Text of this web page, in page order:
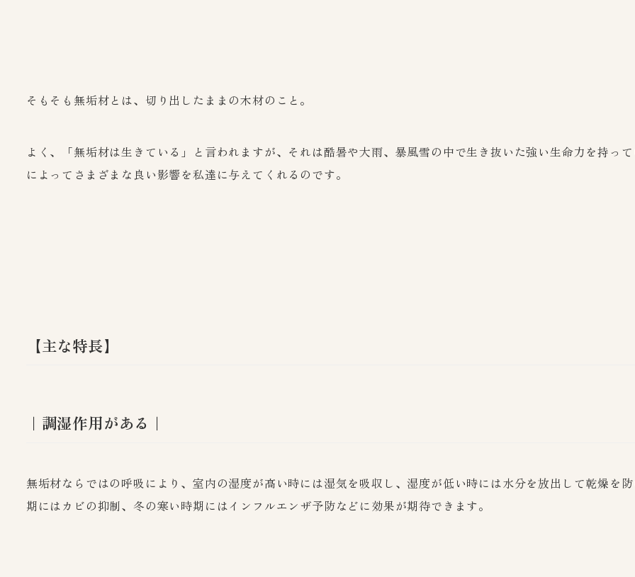
そもそも無垢材とは、切り出したままの木材のこと。
よく、「無垢材は生きている」と言われますが、それは酷暑や大雨、暴風雪の中で生き抜いた強い生命力を持っ
によってさまざまな良い影響を私達に与えてくれるのです。
【主な特長】
｜調湿作用がある｜
無垢材ならではの呼吸により、室内の湿度が高い時には湿気を吸収し、湿度が低い時には水分を放出して乾燥を
期にはカビの抑制、冬の寒い時期にはインフルエンザ予防などに効果が期待できます。